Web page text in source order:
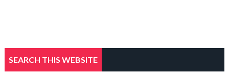
SEARCH THIS WEBSITE